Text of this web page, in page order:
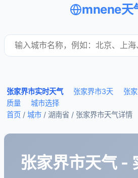
mnene天
张家界市实时天气 张家界市3天 张
质量
城市选择
首页 / 城市 / 湖南省 / 张家界市天气详情
张家界市天气 -